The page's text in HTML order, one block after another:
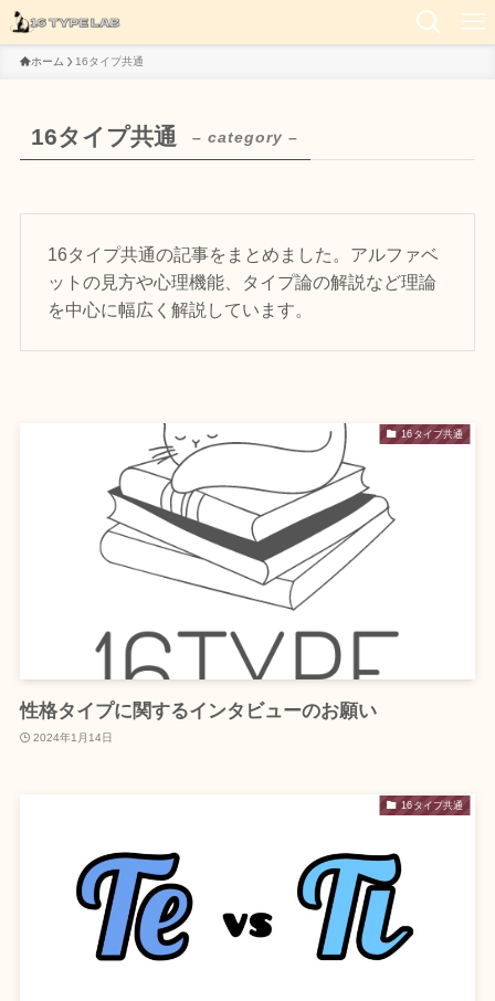
ホーム 16タイプ共通
16タイプ共通 – category –
16タイプ共通の記事をまとめました。アルファベ
ットの見方や心理機能、タイプ論の解説など理論
を中心に幅広く解説しています。
16タイプ共通
性格タイプに関するインタビューのお願い
2024年1月14日
16タイプ共通